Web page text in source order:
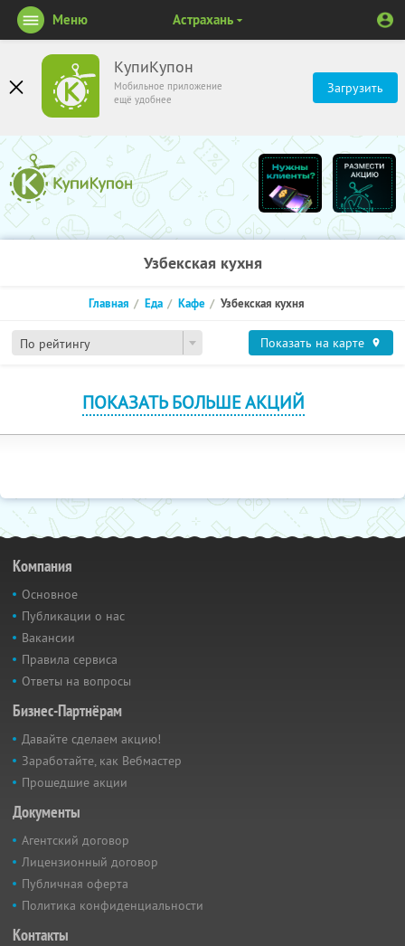
КупиКупон
Мобильное приложение
ещё удобнее
Загрузить
Меню Астрахань
Узбекская кухня
По рейтингу
Главная Еда Кафе Узбекская кухня
Показать на карте
ПОКАЗАТЬ БОЛЬШЕ АКЦИЙ
Компания
Основное
Публикации о нас
Вакансии
Правила сервиса
Ответы на вопросы
Бизнес-Партнёрам
Давайте сделаем акцию!
Заработайте, как Вебмастер
Прошедшие акции
Документы
Агентский договор
Лицензионный договор
Публичная оферта
Политика конфиденциальности
Контакты